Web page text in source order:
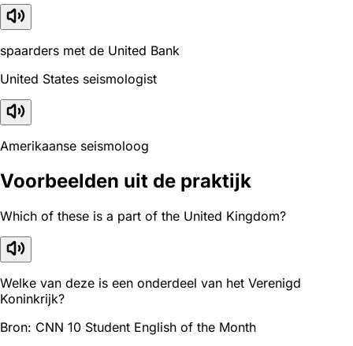
spaarders met de United Bank
United States seismologist
Amerikaanse seismoloog
Voorbeelden uit de praktijk
Which of these is a part of the United Kingdom?
Welke van deze is een onderdeel van het Verenigd
Koninkrijk?
Bron: CNN 10 Student English of the Month